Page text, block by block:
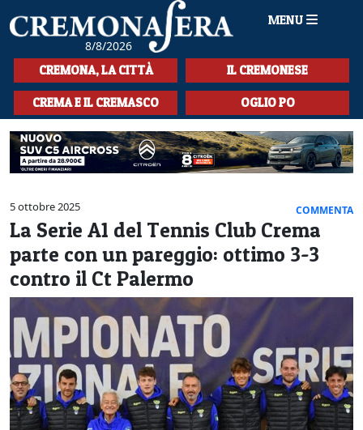
8/8/2026
MENU
HOME
CRONACA
SPORT
LA MUSICA
CULTURA
LA STORIA
SPETTACOLI
L'EDITORIALE
SEZIONI
CERCA
CREMONA, LA CITTÀ IL CREMONESE
CREMA E IL CREMASCO OGLIO PO
5 ottobre 2025 COMMENTA
La Serie A1 del Tennis Club Crema
parte con un pareggio: ottimo 3-3
contro il Ct Palermo